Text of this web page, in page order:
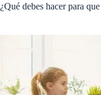
¿Qué debes hacer para